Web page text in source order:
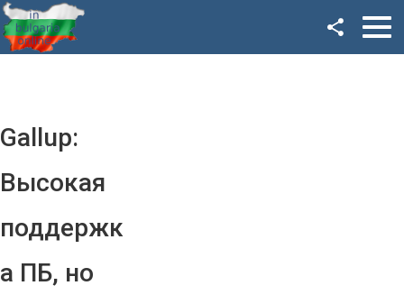
Gallup:
Высокая
поддержк
а ПБ, но